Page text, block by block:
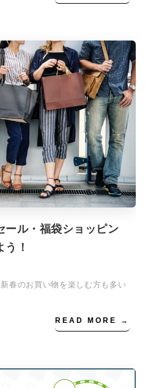
ール・福袋ショッピン
！
春のお買い物を楽しむ方も多い
READ MORE →